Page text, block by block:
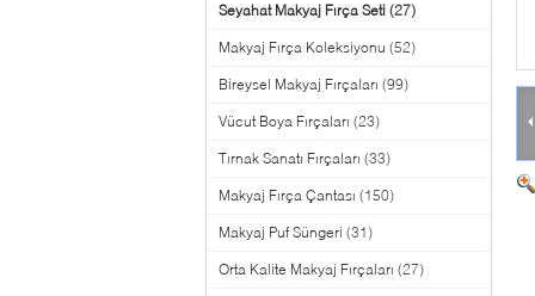
Seyahat Makyaj Fırça Seti (27)
Makyaj Fırça Koleksiyonu (52)
Bireysel Makyaj Fırçaları (99)
Vücut Boya Fırçaları (23)
Tırnak Sanatı Fırçaları (33)
Makyaj Fırça Çantası (150)
Makyaj Puf Süngeri (31)
Orta Kalite Makyaj Fırçaları (27)